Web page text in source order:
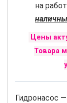
на
Цены
Товара
Гидронасос